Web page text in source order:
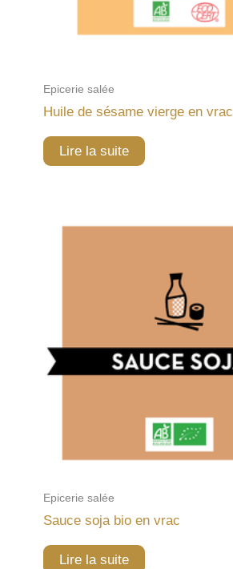
Epicerie salée
Huile de sésame vierge en vrac
Lire la suite
Epicerie salée
Sauce soja bio en vrac
Lire la suite